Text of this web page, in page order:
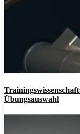
Übungsauswahl